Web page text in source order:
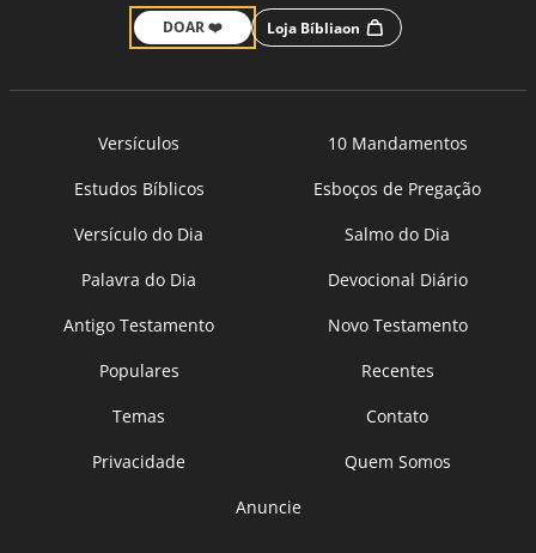
DOAR ❤️ Loja Bíbliaon
Versículos
10 Mandamentos
Estudos Bíblicos
Esboços de Pregação
Versículo do Dia
Salmo do Dia
Palavra do Dia
Devocional Diário
Antigo Testamento
Novo Testamento
Populares
Recentes
Temas
Contato
Privacidade
Quem Somos
Anuncie